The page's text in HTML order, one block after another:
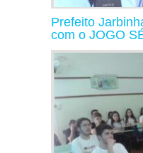
Prefeito
com o JOGO